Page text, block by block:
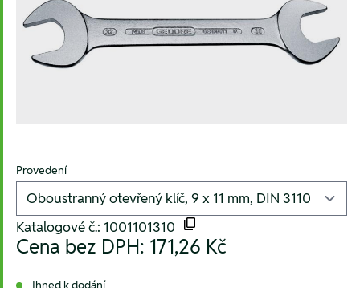
Provedení
Katalogové č.: 1001101310
Cena bez DPH: 171,26 Kč
Ihned k dodání